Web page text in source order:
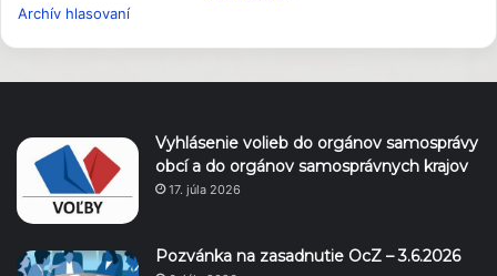
Archív hlasovaní
Vyhlásenie volieb do orgánov samosprávy
obcí a do orgánov samosprávnych krajov
17. júla 2026
Pozvánka na zasadnutie OcZ – 3.6.2026